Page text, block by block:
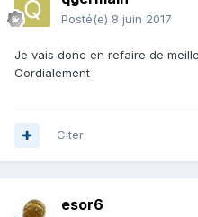
Posté(e) 8 juin 2017
Je vais donc en refaire de
Cordialement
Citer
esor6